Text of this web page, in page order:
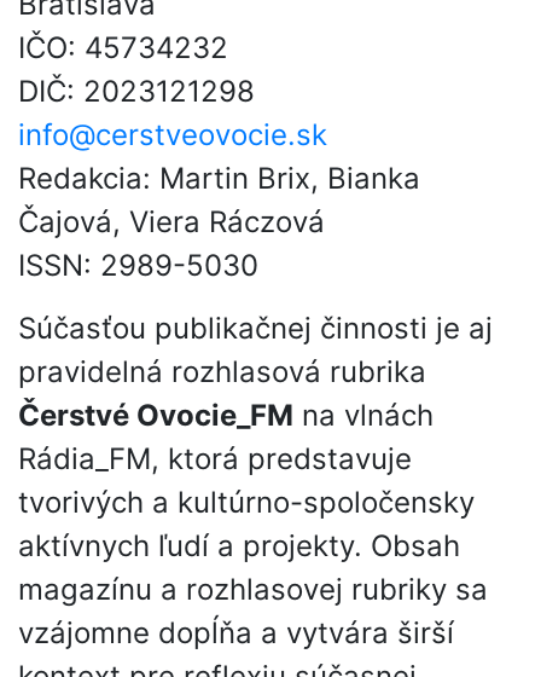
IČO: 45734232
DIČ: 2023121298
info@cerstveovocie.sk
Redakcia: Martin Brix, Bianka
Čajová, Viera Ráczová
ISSN: 2989-5030
Súčasťou publikačnej činnosti je aj
pravidelná rozhlasová rubrika
Čerstvé Ovocie_FM na vlnách
Rádia_FM, ktorá predstavuje
tvorivých a kultúrno-spoločensky
aktívnych ľudí a projekty. Obsah
magazínu a rozhlasovej rubriky sa
vzájomne dopĺňa a vytvára širší